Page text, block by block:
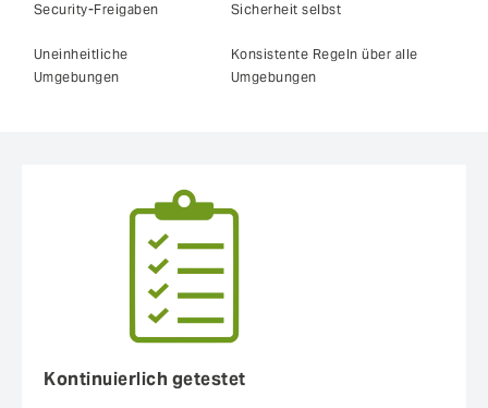
Security-Freigaben Sicherheit selbst
Uneinheitliche
Umgebungen
Konsistente Regeln über alle
Umgebungen
Kontinuierlich getestet